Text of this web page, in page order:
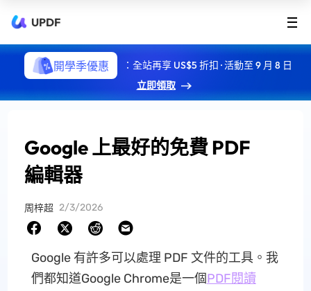
UPDF
開學季優惠
：全站再享 US$5 折扣 · 活動至 9 月 8 日
立即領取
Google 上最好的免費 PDF
編輯器
周梓超 2/3/2026
Google 有許多可以處理 PDF 文件的工具。我
們都知道Google Chrome是一個PDF閱讀